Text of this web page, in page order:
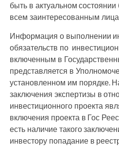
быть в актуальном
всем заинтересованным
Информация о выполнении
обязательств по
включенным в
представляется в
установленном им порядке.
заключения экспертизы в
инвестиционного проекта
включения проекта в Гос
есть наличие такого
инвестору попадание в